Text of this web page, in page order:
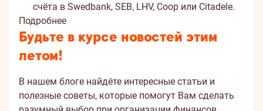
счёта в Swedbank, SEB, LHV, Coop или Citadele.
Подробнее
Будьте в курсе новостей этим
летом!
В нашем блоге найдёте интересные статьи и
полезные советы, которые помогут Вам сделать